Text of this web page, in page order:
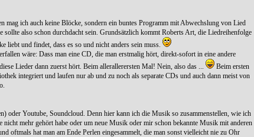
ich auch keine Blöcke, sondern ein buntes Programm mit Abwechslung von Lied
also schon durchdacht sein. Grundsätzlich kommt Roberts Art, die Liedreihenfolge
liebt und findet, dass es so und nicht anders sein muss.
wäre: Dass man eine CD, die man erstmalig hört, direkt-sofort in eine andere
Lieder dann zuerst hört. Beim allerallerersten Mal! Nein, also das ...
Beim ersten
integriert und laufen nur ab und zu noch als separate CDs und auch dann meist von
Youtube, Soundcloud. Denn hier kann ich die Musik so zusammenstellen, wie ich
mehr gehört habe oder um neue Musik oder mir schon bekannte Musik mit anderen
oftmals hat man am Ende Perlen eingesammelt, die man sonst vielleicht nie zu Ohr